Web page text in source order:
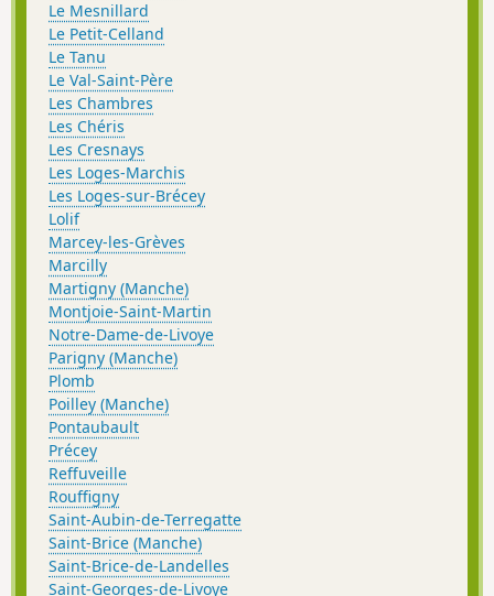
Le Mesnillard
Le Petit-Celland
Le Tanu
Le Val-Saint-Père
Les Chambres
Les Chéris
Les Cresnays
Les Loges-Marchis
Les Loges-sur-Brécey
Lolif
Marcey-les-Grèves
Marcilly
Martigny (Manche)
Montjoie-Saint-Martin
Notre-Dame-de-Livoye
Parigny (Manche)
Plomb
Poilley (Manche)
Pontaubault
Précey
Reffuveille
Rouffigny
Saint-Aubin-de-Terregatte
Saint-Brice (Manche)
Saint-Brice-de-Landelles
Saint-Georges-de-Livoye